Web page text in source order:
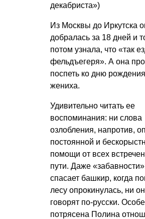
декабриста»)
Из Москвы до Иркутска
добралась за 18 дней и
потом узнала, что «так
фельдъегеря». А она
поспеть ко дню
жениха.
Удивительно читать ее
воспоминания: ни слова
озлобления, напротив,
постоянной и
помощи от всех
пути. Даже
спасает башкир, когда
лесу опрокинулась, ни
говорят по-русски.
потрясена Полина